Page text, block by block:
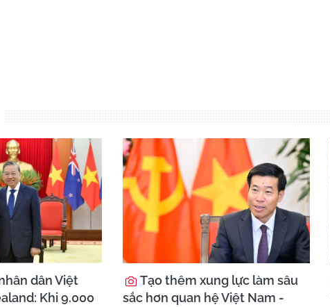
dân Việt
Khi 9.000
Tạo thêm xung lực làm sâu
sắc hơn quan hệ Việt Nam -